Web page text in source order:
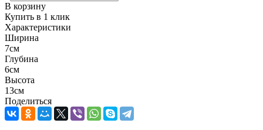
В корзину
Купить в 1 клик
Характеристики
Ширина
7см
Глубина
6см
Высота
13см
Поделиться